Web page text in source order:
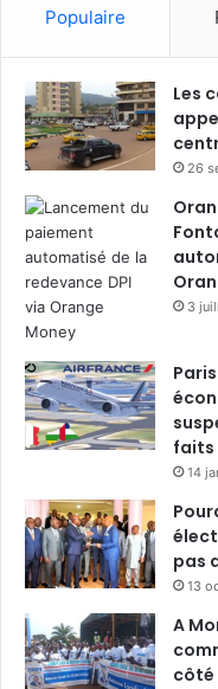
Populaire
Les
26
3
faits
14
pas
13
A
côté